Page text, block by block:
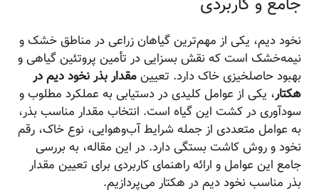
نخود دیم، یکی از مهم‌ترین گیاهان زراعی در مناطق خشک و
نیمه‌خشک است که نقش بسزایی در تأمین پروتئین گیاهی و
بهبود حاصلخیزی خاک دارد. تعیینمقدار بذر نخود دیم در
هکتار، یکی از عوامل کلیدی در دستیابی به عملکرد مطلوب و
سودآوری در کشت این گیاه است. انتخاب مقدار مناسب بذر،
به عوامل متعددی از جمله شرایط آب‌وهوایی، نوع خاک، رقم
نخود و روش کاشت بستگی دارد. در این مقاله، به بررسی
جامع این عوامل و ارائه راهنمای کاربردی برای تعیین مقدار
بذر مناسب نخود دیم در هکتار می‌پردازیم.